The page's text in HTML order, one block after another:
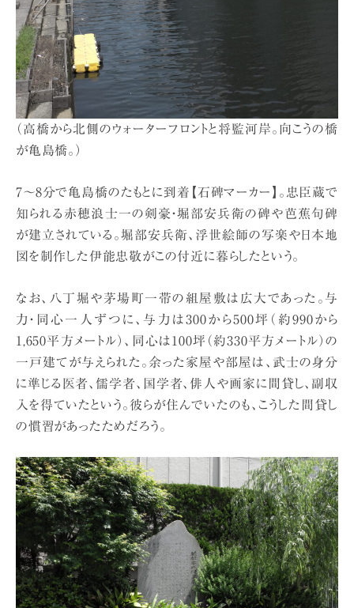
（高橋から北側のウォーターフロントと将監河岸。向こうの橋
が亀島橋。）
7〜8分で亀島橋のたもとに到着【石碑マーカー】。忠臣蔵で
知られる赤穂浪士一の剣豪・堀部安兵衛の碑や芭蕉句碑
が建立されている。堀部安兵衛、浮世絵師の写楽や日本地
図を制作した伊能忠敬がこの付近に暮らしたという。
なお、八丁堀や茅場町一帯の組屋敷は広大であった。与
力・同心一人ずつに、与力は300から500坪（約990から
1,650平方メートル）、同心は100坪（約330平方メートル）の
一戸建てが与えられた。余った家屋や部屋は、武士の身分
に準じる医者、儒学者、国学者、俳人や画家に間貸し、副収
入を得ていたという。彼らが住んでいたのも、こうした間貸し
の慣習があったためだろう。